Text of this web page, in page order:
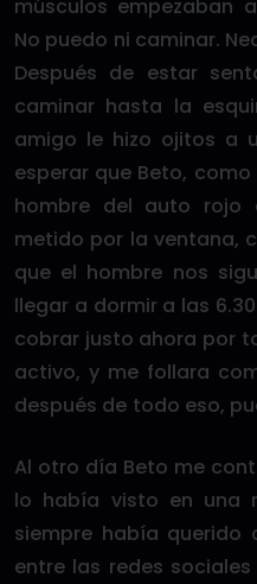
músculos empezaban
No puedo ni caminar.
Después de estar
caminar hasta la
amigo le hizo ojitos a
esperar que Beto,
hombre del auto
metido por la ventana,
que el hombre nos
llegar a dormir a las
cobrar justo ahora por
activo, y me follara
después de todo eso,
Al otro día Beto me
lo había visto en una
siempre había querido
entre las redes